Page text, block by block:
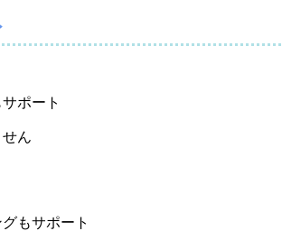
ポート
ん
もサポート